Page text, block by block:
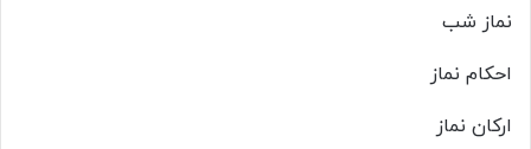
نماز شب
احکام نماز
ارکان نماز